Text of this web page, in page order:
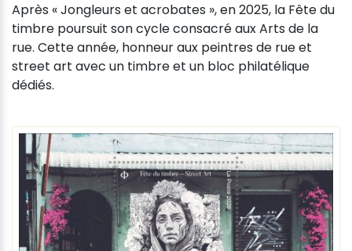
Après « Jongleurs et acrobates », en 2025, la Fête du
timbre poursuit son cycle consacré aux Arts de la
rue. Cette année, honneur aux peintres de rue et
street art avec un timbre et un bloc philatélique
dédiés.